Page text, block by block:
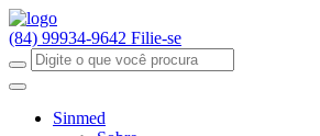
(84) 99934-9642 Filie-se
Sinmed